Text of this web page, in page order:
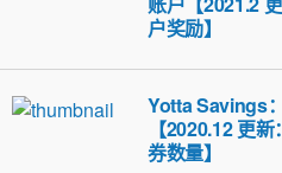
户奖励】
Yotta Savings
【2020.12 更
券数量】